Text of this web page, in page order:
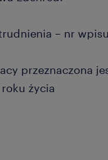
– nr
przeznaczona
życia